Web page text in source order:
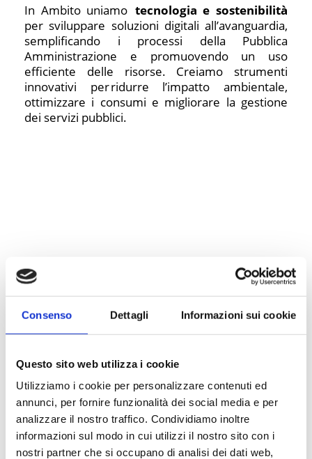
Consenso Dettagli Informazioni sui cookie
Questo sito web utilizza i cookie
Utilizziamo i cookie per personalizzare contenuti ed
annunci, per fornire funzionalità dei social media e per
analizzare il nostro traffico. Condividiamo inoltre
informazioni sul modo in cui utilizzi il nostro sito con i
nostri partner che si occupano di analisi dei dati web,
In Ambito uniamo tecnologia e sostenibilità
per sviluppare soluzioni digitali all’avanguardia,
semplificando i processi della Pubblica
Amministrazione e promuovendo un uso
efficiente delle risorse. Creiamo strumenti
innovativi per ridurre l’impatto ambientale,
ottimizzare i consumi e migliorare la gestione
dei servizi pubblici.
Valorizzazione del territorio
Siamo profondamente legati al territorio e
investiamo nel suo sviluppo, dando priorità
crescita aziendale debba procedere di pari passo
con quella della comunità, favorendo un
ecosistema basato sulla cooperazione e il
potenziamento delle competenze.